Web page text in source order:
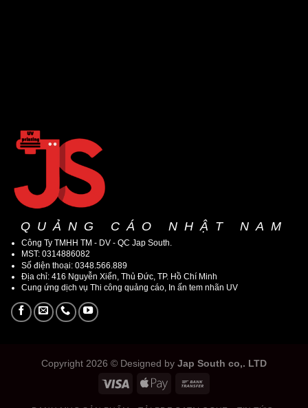
QUẢNG CÁO NHẬT NAM
Công Ty TMHH TM - DV - QC Jap South.
MST: 0314886082
Số điện thoại: 0348.566.889
Địa chỉ: 416 Nguyễn Xiển, Thủ Đức, TP. Hồ Chí Minh
Cung ứng dịch vụ Thi công quảng cáo, In ấn tem nhãn UV
Copyright 2026 © Designed by Jap South co,. LTD